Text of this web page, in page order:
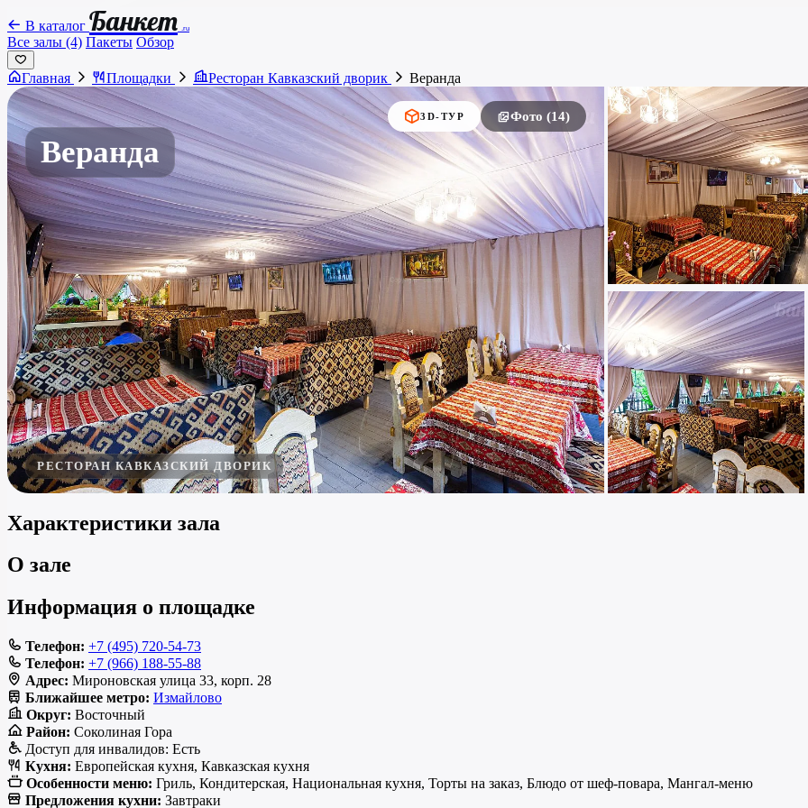
В каталог Банкет .ru
Все залы (4) Пакеты Обзор
Главная Площадки Ресторан Кавказский дворик Веранда
Веранда
3D-ТУР Фото (14)
РЕСТОРАН КАВКАЗСКИЙ ДВОРИК
Характеристики зала
О зале
Информация о площадке
Телефон: +7 (495) 720-54-73
Телефон: +7 (966) 188-55-88
Адрес: Мироновская улица 33, корп. 28
Ближайшее метро: Измайлово
Округ: Восточный
Район: Соколиная Гора
Доступ для инвалидов: Есть
Кухня: Европейская кухня, Кавказская кухня
Особенности меню: Гриль, Кондитерская, Национальная кухня, Торты на заказ, Блюдо от шеф-повара, Мангал-меню
Предложения кухни: Завтраки